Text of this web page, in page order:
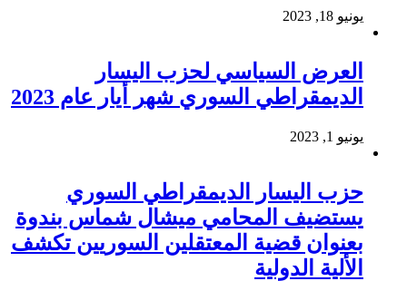
يونيو 18, 2023
العرض السياسي لحزب اليسار
الديمقراطي السوري شهر أيار عام 2023
يونيو 1, 2023
حزب اليسار الديمقراطي السوري
يستضيف المحامي ميشال شماس بندوة
بعنوان قضية المعتقلين السوريين تكشف
الألية الدولية